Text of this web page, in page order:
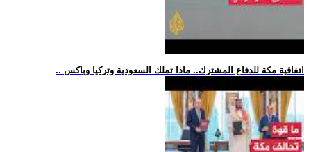
.. اتفاقية مكة للدفاع المشترك.. ماذا تملك السعودية وتركيا وباكس